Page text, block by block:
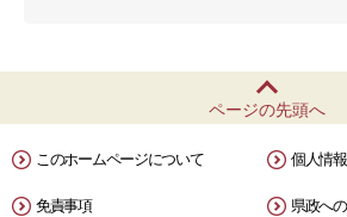
ページの先頭へ
このホームページについて 個人情
免責事項 県政へ